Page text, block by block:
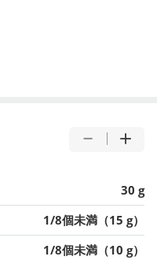
30 g
1/8個未満（15 g）
1/8個未満（10 g）